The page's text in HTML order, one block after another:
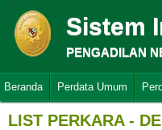
Sistem
PENGADILAN
Beranda Perdata Umum
LIST PERKARA -